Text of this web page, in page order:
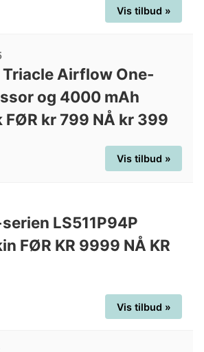
Vis tilbud »
Airflow One-
og 4000 mAh
FØR kr 799 NÅ kr 399
Vis tilbud »
LS511P94P
FØR KR 9999 NÅ KR
Vis tilbud »